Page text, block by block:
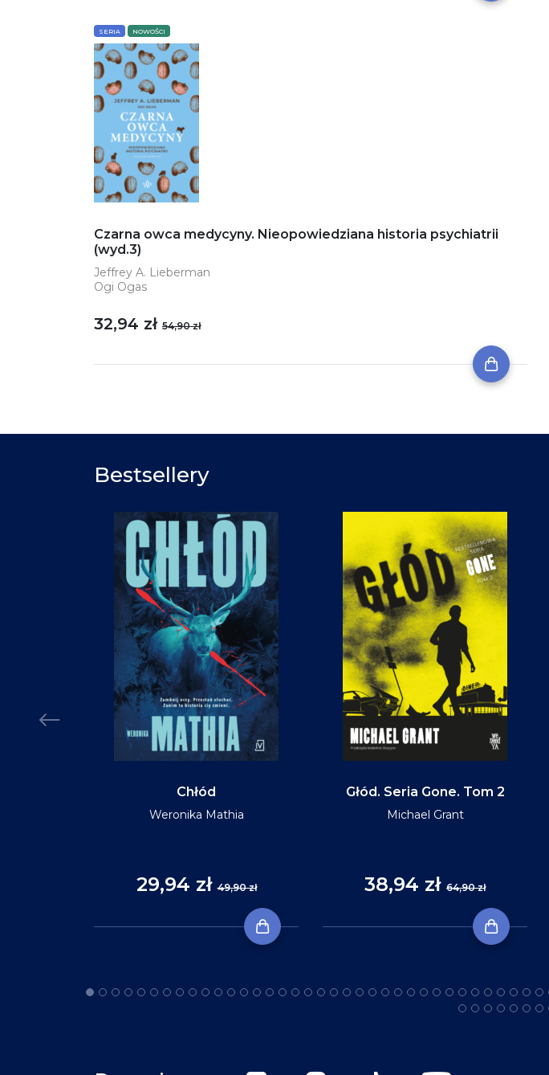
SERIA NOWOŚCI
Czarna owca medycyny. Nieopowiedziana historia psychiatrii
(wyd.3)
Jeffrey A. Lieberman
Ogi Ogas
32,94 zł 54,90 zł
Bestsellery
Chłód
Weronika Mathia
29,94 zł49,90 zł
Głód. Seria Gone. Tom 2
Michael Grant
38,94 zł 64,90 zł